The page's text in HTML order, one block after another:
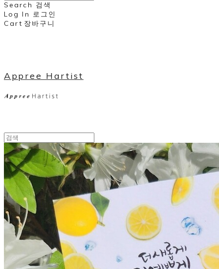
Search 검색
Log In 로그인
Cart 장바구니
Appree Hartist